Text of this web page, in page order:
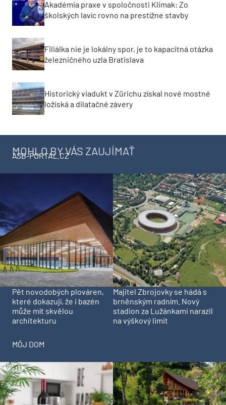
Akadémia praxe v spoločnosti Klimak: Zo
školských lavíc rovno na prestížne stavby
Filiálka nie je lokálny spor, je to kapacitná otázka
železničného uzla Bratislava
Historický viadukt v Zürichu získal nové mostné
ložiská a dilatačné závery
MOHLO BY VÁS ZAUJÍMAŤ
ASB-PORTAL.CZ
Pět novodobých plováren,
které dokazují, že i bazén
může mít skvělou
architekturu
Majitel Zbrojovky se hádá s
brněnským radním. Nový
stadion za Lužánkami narazil
na výškový limit
MÔJ DOM